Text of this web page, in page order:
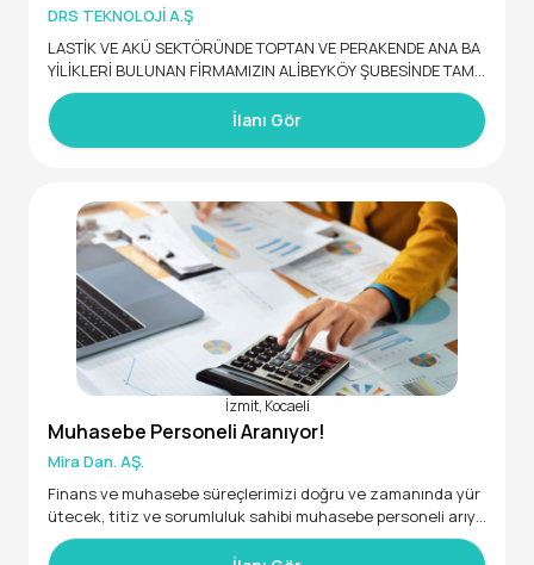
DRS TEKNOLOJİ A.Ş
LASTİK VE AKÜ SEKTÖRÜNDE TOPTAN VE PERAKENDE ANA BA
YİLİKLERİ BULUNAN FİRMAMIZIN ALİBEYKÖY ŞUBESİNDE TAM
ZAMANLI ÇALIŞACAK MUHASEBE PERSONELİ ARIYORUZ.
MAAŞ + YOL + YEMEK
İlanı Gör
İzmit, Kocaeli
Muhasebe Personeli Aranıyor!
Mira Dan. AŞ.
Finans ve muhasebe süreçlerimizi doğru ve zamanında yür
ütecek, titiz ve sorumluluk sahibi muhasebe personeli arıyo
ruz.